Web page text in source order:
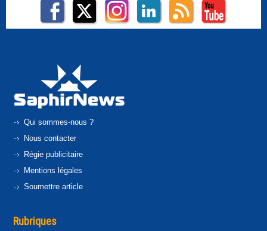
Qui sommes-nous ?
Nous contacter
Régie publicitaire
Mentions légales
Soumettre article
Rubriques